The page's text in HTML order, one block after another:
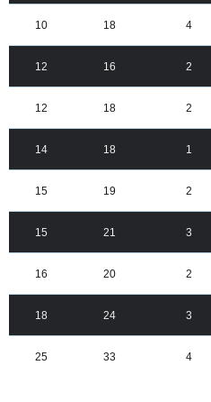
10 18 4
12 16 2
12 18 2
14 18 1
15 19 2
15 21 3
16 20 2
18 24 3
25 33 4